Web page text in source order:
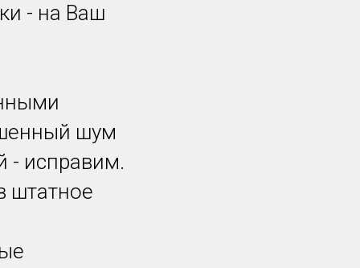
- на Ваш
шум
- исправим.
штатное